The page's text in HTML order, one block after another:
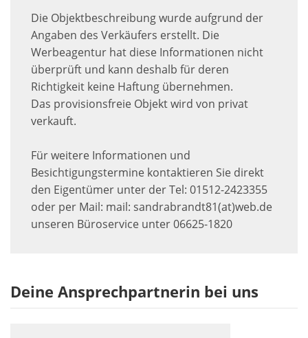
Die Objektbeschreibung wurde aufgrund der
Angaben des Verkäufers erstellt. Die
Werbeagentur hat diese Informationen nicht
überprüft und kann deshalb für deren
Richtigkeit keine Haftung übernehmen.
Das provisionsfreie Objekt wird von privat
verkauft.
Für weitere Informationen und
Besichtigungstermine kontaktieren Sie direkt
den Eigentümer unter der Tel: 01512-2423355
oder per Mail: mail: sandrabrandt81(at)web.de
unseren Büroservice unter 06625-1820
Deine Ansprechpartnerin bei uns